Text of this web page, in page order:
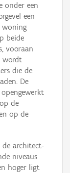
onder een
een
woning
beide
vooraan
wordt
die de
De
de
op de
de architect-
niveaus
hoger ligt